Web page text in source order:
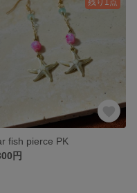
fish pierce PK
円